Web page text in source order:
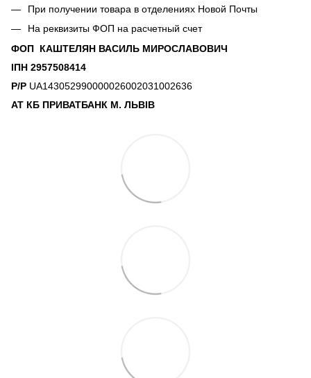
При получении товара в отделениях Новой Почты
На реквизиты ФОП на расчетный счет
ФОП КАШТЕЛЯН ВАСИЛЬ МИРОСЛАВОВИЧ
ІПН 2957508414
Р/Р UA143052990000026002031002636
АТ КБ ПРИВАТБАНК М. ЛЬВІВ